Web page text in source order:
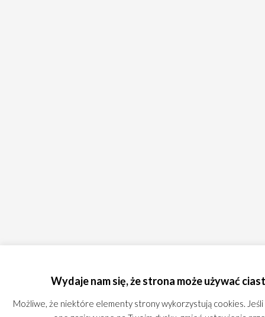
Wydaje nam się, że strona może używać
Możliwe, że niektóre elementy strony wykorzystują cookies. Jeśli